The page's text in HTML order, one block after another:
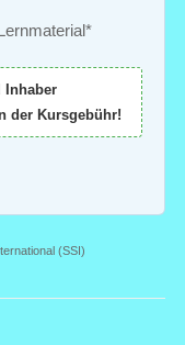
Inhaber
der Kursgebühr!
(SSI)